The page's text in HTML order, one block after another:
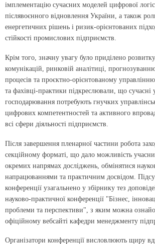
імплементацію сучасних моделей цифрової
післявоєнного відновлення України, а також
енергетичних рішень і ризик-орі­єнтованих
стійкості промислових підприємств.
Крім того, значну увагу було приділено
комунікацій, ринковій аналітиці,
процесів та проєктно-орієнтованому
та фахівці-практики підкреслювали, що сучасні
господарювання потребують гнучких
цифрових компетентностей та активного
всі сфери діяльності підприємств.
Після завершення пленарної частини робота
секційному форматі, що дало можливість
окремих напрямах досліджень, обмінятися
напрацюваннями та практичним досвідом.
конференції узагальнено у збірнику тез
науково-практичної конференції "Бізнес,
проблеми та перспективи", з яким можна
офіційному вебсайті кафедри менеджменту
Організатори конференції висловлюють щиру